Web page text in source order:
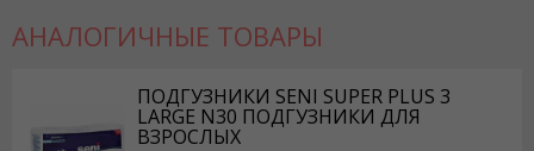
АНАЛОГИЧНЫЕ ТОВАРЫ
ПОДГУЗНИКИ SENI SUPER PLUS 3
LARGE N30 ПОДГУЗНИКИ ДЛЯ
ВЗРОСЛЫХ